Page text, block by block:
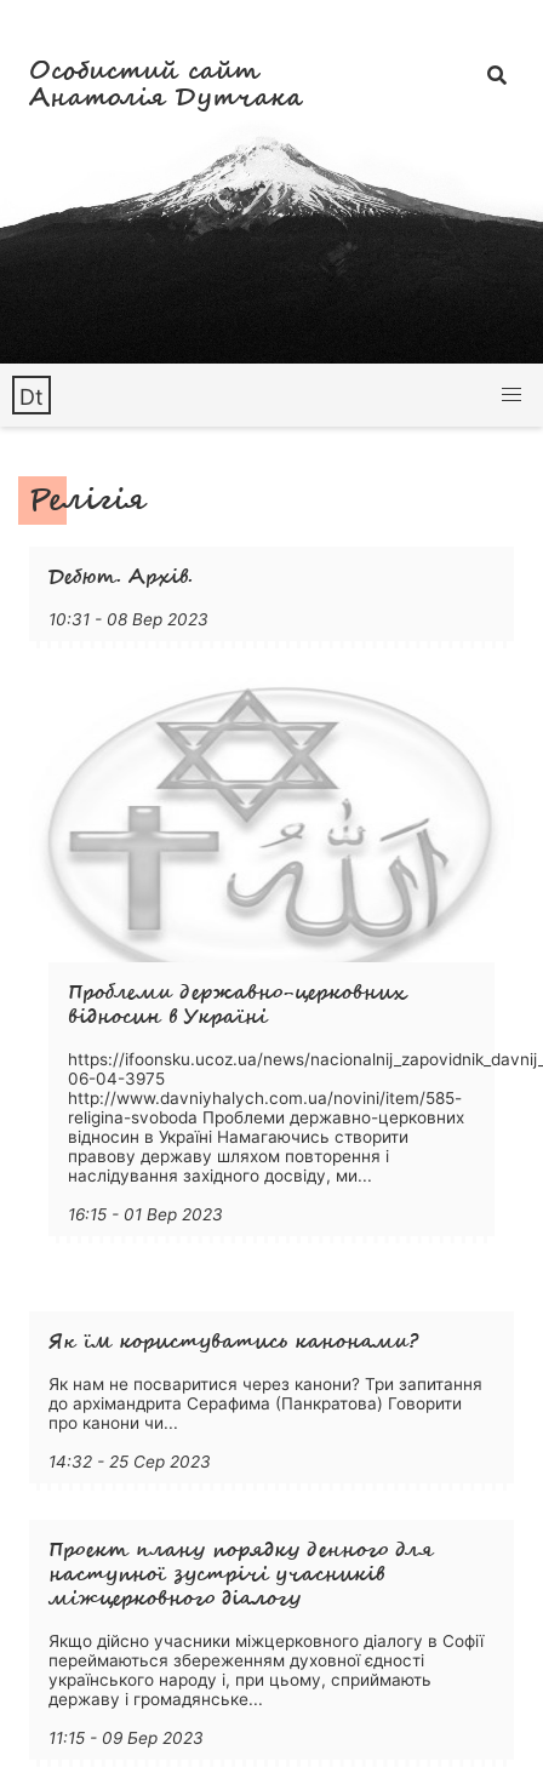
Особистий сайт
Анатолія Дутчака
Dt
Релігія
Дебют. Архів.
10:31 - 08 Вер 2023
Проблеми державно-церковних
відносин в Україні
https://ifoonsku.ucoz.ua/news/
06-04-3975
http://www.davniyhalych.com.ua/novini/item/585-
religina-svoboda Проблеми державно-церковних
відносин в Україні Намагаючись створити
правову державу шляхом повторення і
наслідування західного досвіду, ми...
16:15 - 01 Вер 2023
Як їм користуватись канонами?
Як нам не посваритися через канони? Три запитання
до архімандрита Серафима (Панкратова) Говорити
про канони чи...
14:32 - 25 Сер 2023
Проект плану порядку денного для
наступної зустрічі учасників
міжцерковного діалогу
Якщо дійсно учасники міжцерковного діалогу в Софії
переймаються збереженням духовної єдності
українського народу і, при цьому, сприймають
державу і громадянське...
11:15 - 09 Бер 2023